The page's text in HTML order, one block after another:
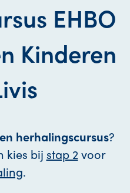
EHBO
Kinderen
herhalingscursus?
kies bij stap 2voor
.